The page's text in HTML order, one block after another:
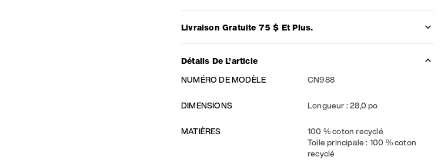
Livraison Gratuite 75 $ Et Plus.
Détails De L’article
NUMÉRO DE MODÈLE
CN988
DIMENSIONS Longueur : 28,0 po
MATIÈRES
100 % coton recyclé
Toile principale : 100 % coton
recyclé